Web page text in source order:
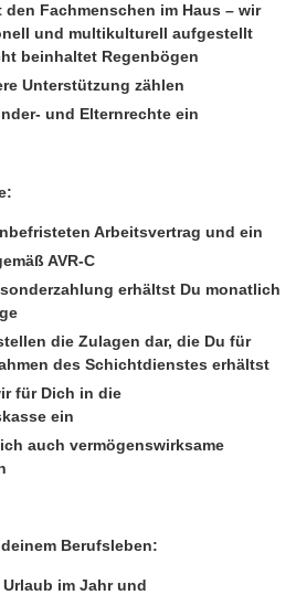
Fachmenschen im Haus – wir
und multikulturell aufgestellt
beinhaltet Regenbögen
Unterstützung zählen
und Elternrechte ein
Arbeitsvertrag und ein
AVR-C
erhältst Du monatlich
die Zulagen dar, die Du für
des Schichtdienstes erhältst
für Dich in die
ein
auch vermögenswirksame
Berufsleben:
im Jahr und